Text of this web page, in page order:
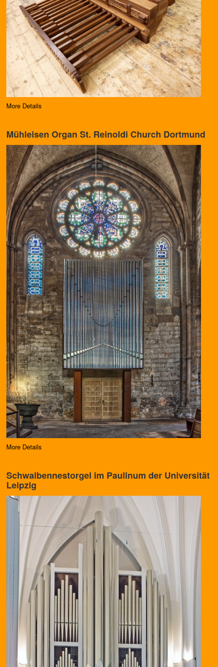
More Details
Mühleisen Organ St. Reinoldi Church Dortmund
More Details
Schwalbennestorgel im Paulinum der Universität
Leipzig